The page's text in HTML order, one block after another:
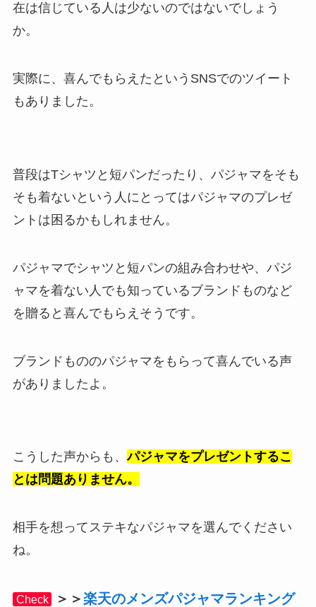
在は信じている人は少ないのではないでしょう
か。
実際に、喜んでもらえたというSNSでのツイート
もありました。
普段はTシャツと短パンだったり、パジャマをそも
そも着ないという人にとってはパジャマのプレゼ
ントは困るかもしれません。
パジャマでシャツと短パンの組み合わせや、パジ
ャマを着ない人でも知っているブランドものなど
を贈ると喜んでもらえそうです。
ブランドもののパジャマをもらって喜んでいる声
がありましたよ。
こうした声からも、パジャマをプレゼントするこ
とは問題ありません。
相手を想ってステキなパジャマを選んでください
ね。
Check ＞＞楽天のメンズパジャマランキング